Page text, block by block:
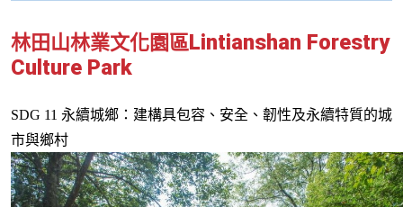
林田山林業文化園區Lintianshan Forestry
Culture Park
SDG 11 永續城鄉：建構具包容、安全、韌性及永續特質的城
市與鄉村